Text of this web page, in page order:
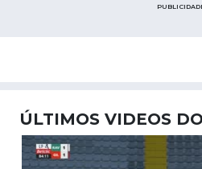
ÚLTIMOS VIDEOS